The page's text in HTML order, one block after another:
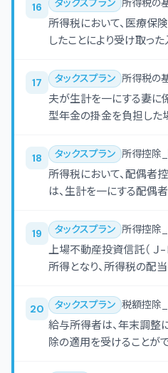
16 タックスプラン 所得税の
所得税において、医療保
したことにより受け取っ
17 タックスプラン 所得税の
夫が生計を一にする妻に
型年金の掛金を負担した
の対象となる。
18 タックスプラン 所得控除
所得税において、配偶者
は、生計を一にする配偶
19 タックスプラン 所得控除
上場不動産投資信託（ Ｊ-
所得となり、所得税の配
20 タックスプラン 税額控除
給与所得者は、年末調整
除の適用を受けることがで